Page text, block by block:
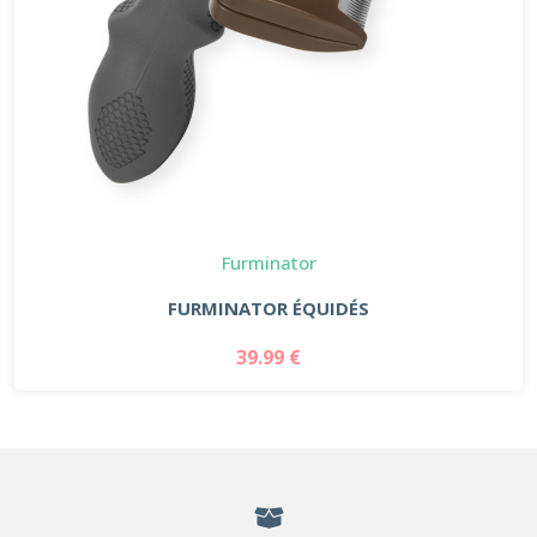
Furminator
FURMINATOR ÉQUIDÉS
39.99 €